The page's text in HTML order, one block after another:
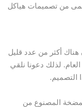
من تصميمات هياكل
هناك أكثر من عدد قليل
لذلك دعونا نلقي
المصنوع من